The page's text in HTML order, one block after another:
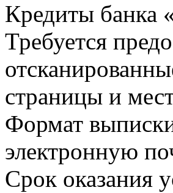
Кредиты банка
Требуется
страницы и
Формат
электронную
Срок оказания